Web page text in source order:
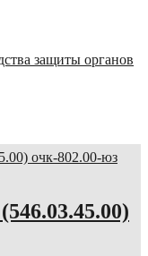
защиты органов